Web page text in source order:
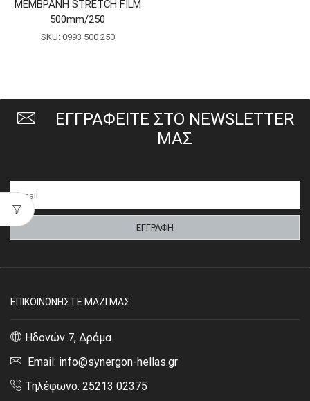
ΜΕΜΒΡΑΝΗ STRETCH FILM
500mm/250
SKU: 0993 500 250
ΕΓΓΡΑΦΕΙΤΕ ΣΤΟ NEWSLETTER
ΜΑΣ
ΕΠΙΚΟΙΝΩΝΗΣΤΕ ΜΑΖΙ ΜΑΣ
Ηδονών 7, Δράμα
Email: info@synergon-hellas.gr
Τηλέφωνο: 25213 02375